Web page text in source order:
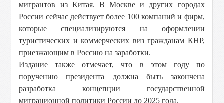
мигрантов из Китая. В Москве и других городах
России сейчас действует более 100 компаний и фирм,
которые специализируются на оформлении
туристических и коммерческих виз гражданам КНР,
приезжающим в Россию на заработки.
Издание также отмечает, что в этом году по
поручению президента должна быть закончена
разработка концепции государственной
миграционной политики России до 2025 года.